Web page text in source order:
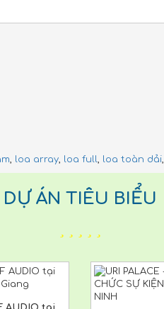
, loa array, loa full, loa toàn dải,
DỰ ÁN TIÊU BIỂU